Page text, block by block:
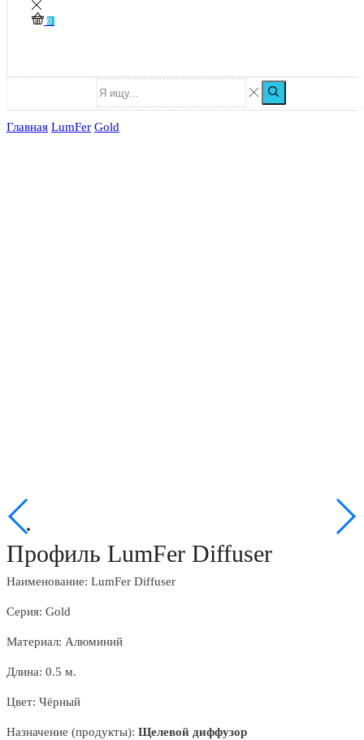
0
Главная LumFer Gold
Профиль LumFer Diffuser
Наименование: LumFer Diffuser
Серия: Gold
Материал: Алюминий
Длина: 0.5 м.
Цвет: Чёрный
Назначение (продукты): Щелевой диффузор